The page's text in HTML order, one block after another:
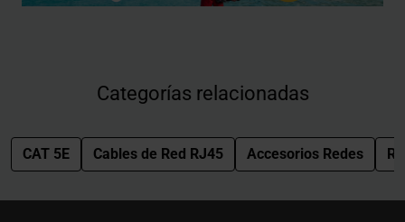
Categorías relacionadas
CAT 5E Cables de Red RJ45 Accesorios Redes